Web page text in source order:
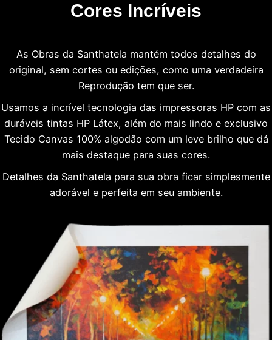
Cores Incríveis
As Obras da Santhatela mantém todos detalhes do
original, sem cortes ou edições, como uma verdadeira
Reprodução tem que ser.
Usamos a incrível tecnologia das impressoras HP com as
duráveis tintas HP Látex, além do mais lindo e exclusivo
Tecido Canvas 100% algodão com um leve brilho que dá
mais destaque para suas cores.
Detalhes da Santhatela para sua obra ficar simplesmente
adorável e perfeita em seu ambiente.